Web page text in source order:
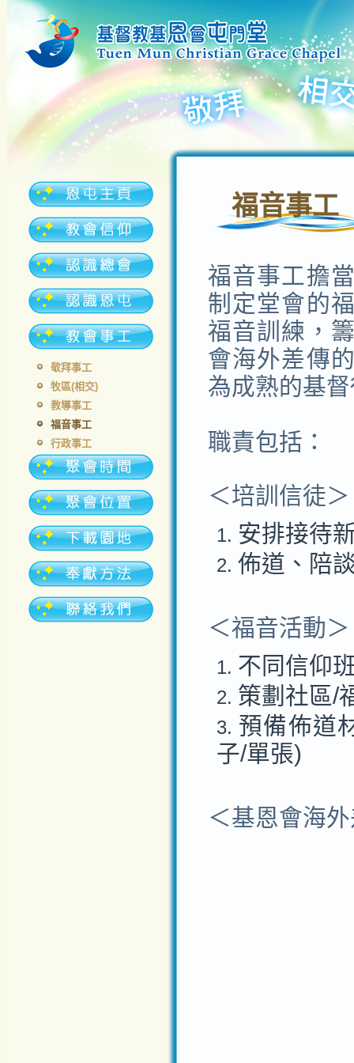
敬拜事工
牧區(相交)
教導事工
福音事工
行政事工
福音事工
福音事工擔
制定堂會的
福音訓練，
會海外差傳
為成熟的基
職責包括：
＜培訓信徒＞
安排接待
佈道、陪
＜福音活動＞
不同信仰
策劃社區/
預備佈道
子/單張)
＜基恩會海